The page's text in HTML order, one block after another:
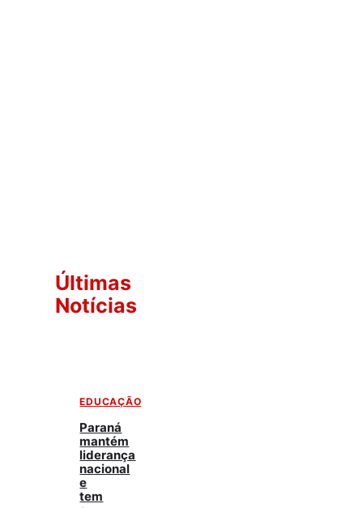
Últimas
Notícias
EDUCAÇÃO
Paraná
mantém
liderança
nacional
e
tem